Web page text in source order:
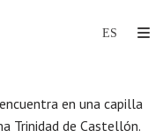
en una capilla
Trinidad de Castellón.